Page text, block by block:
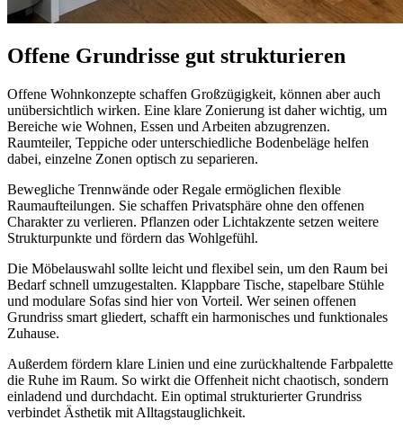
Offene Grundrisse gut strukturieren
Offene Wohnkonzepte schaffen Großzügigkeit, können aber auch
unübersichtlich wirken. Eine klare Zonierung ist daher wichtig, um
Bereiche wie Wohnen, Essen und Arbeiten abzugrenzen.
Raumteiler, Teppiche oder unterschiedliche Bodenbeläge helfen
dabei, einzelne Zonen optisch zu separieren.
Bewegliche Trennwände oder Regale ermöglichen flexible
Raumaufteilungen. Sie schaffen Privatsphäre ohne den offenen
Charakter zu verlieren. Pflanzen oder Lichtakzente setzen weitere
Strukturpunkte und fördern das Wohlgefühl.
Die Möbelauswahl sollte leicht und flexibel sein, um den Raum bei
Bedarf schnell umzugestalten. Klappbare Tische, stapelbare Stühle
und modulare Sofas sind hier von Vorteil. Wer seinen offenen
Grundriss smart gliedert, schafft ein harmonisches und funktionales
Zuhause.
Außerdem fördern klare Linien und eine zurückhaltende Farbpalette
die Ruhe im Raum. So wirkt die Offenheit nicht chaotisch, sondern
einladend und durchdacht. Ein optimal strukturierter Grundriss
verbindet Ästhetik mit Alltagstauglichkeit.